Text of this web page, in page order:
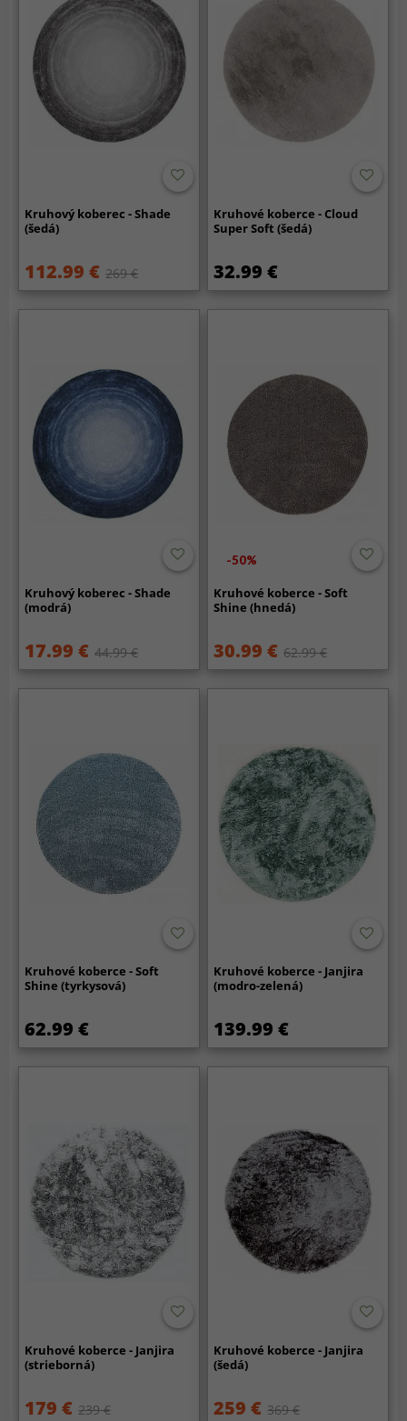
Kruhový koberec - Shade
(šedá)
112.99 € 269 €
Kruhové koberce - Cloud
Super Soft (šedá)
32.99 €
Kruhový koberec - Shade
(modrá)
17.99 € 44.99 €
-50%
Kruhové koberce - Soft
Shine (hnedá)
30.99 € 62.99 €
Kruhové koberce - Soft
Shine (tyrkysová)
62.99 €
Kruhové koberce - Janjira
(modro-zelená)
139.99 €
Kruhové koberce - Janjira
(strieborná)
179 € 239 €
Kruhové koberce - Janjira
(šedá)
259 € 369 €